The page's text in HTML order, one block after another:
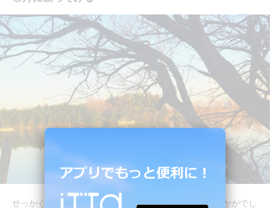
せっかく柴又へ行くなら、手漕ぎの舟に乗ってみてはいかがでし